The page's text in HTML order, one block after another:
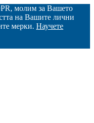
молим за Вашето
на Вашите лични
мерки. Научете